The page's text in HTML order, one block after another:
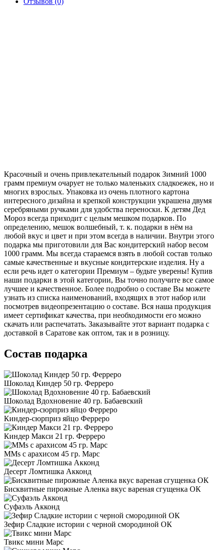
Красочный и очень привлекательный подарок Зимний 1000
грамм премиум очарует не только маленьких сладкоежек, но и
многих взрослых. Упаковка из очень плотного картона
интересного дизайна и крепкой конструкции украшена двумя
серебряными ручками для удобства переноски. К детям Дед
Мороз всегда приходит с целым мешком подарков. По
определению, мешок волшебный, т. к. подарки в нём на
любой вкус и цвет и при этом всегда в наличии. Внутри этого
подарка мы приготовили для Вас кондитерский набор весом
1000 грамм. Мы всегда стараемся взять в любой состав только
самые качественные и вкусные кондитерские изделия. Ну а
если речь идет о категории Премиум – будьте уверены! Купив
наши подарки в этой категории, Вы точно получите все самое
лучшее и качественное. Более подробно о составе Вы можете
узнать из списка наименований, входящих в этот набор или
посмотрев видеопрезентацию о составе. Вся наша продукция
имеет сертификат качества, при необходимости его можно
скачать или распечатать. Заказывайте этот вариант подарка с
доставкой в Саратове как оптом, так и в розницу.
Состав подарка
Шоколад Киндер 50 гр. Ферреро
Шоколад Вдохновение 40 гр. Бабаевский
Киндер-сюрприз яйцо Ферреро
Киндер Макси 21 гр. Ферреро
MMs с арахисом 45 гр. Марс
Десерт Ломтишка Акконд
Бисквитные пирожные Аленка вкус вареная сгущенка ОК
Суфаэль Акконд
Зефир Сладкие истории с черной смородиной ОК
Твикс мини Марс